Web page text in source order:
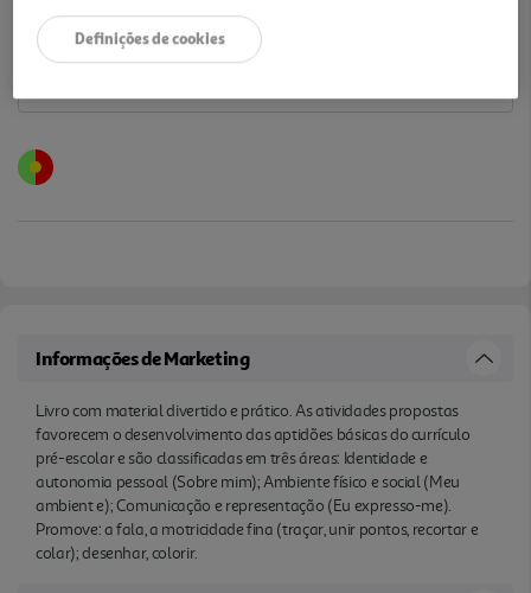
Informações de Marketing
Livro com material divertido e prático. As atividades propostas
favorecem o desenvolvimento das aptidões básicas do currículo
pré-escolar e são classificadas em três áreas: Identidade e
autonomia pessoal (Sobre mim); Ambiente físico e social (Meu
ambient e); Comunicação e representação (Eu expresso-me).
Promove: a fala, a motricidade fina (traçar, unir pontos, recortar e
colar); desenhar, colorir.
Definições de cookies